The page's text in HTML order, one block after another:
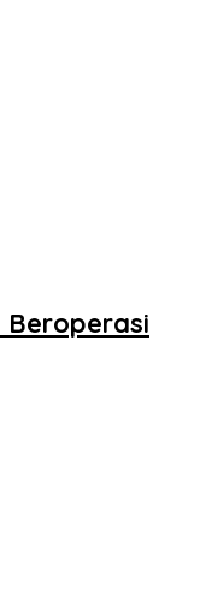
Beroperasi